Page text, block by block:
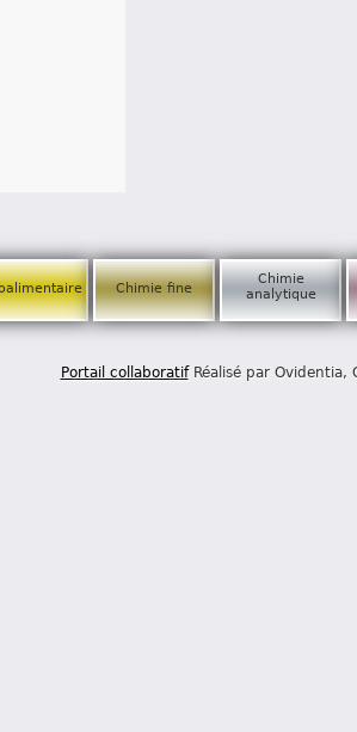
Chimie fine
Chimie
analytique
Portail collaboratifRéalisé par Ovidentia,